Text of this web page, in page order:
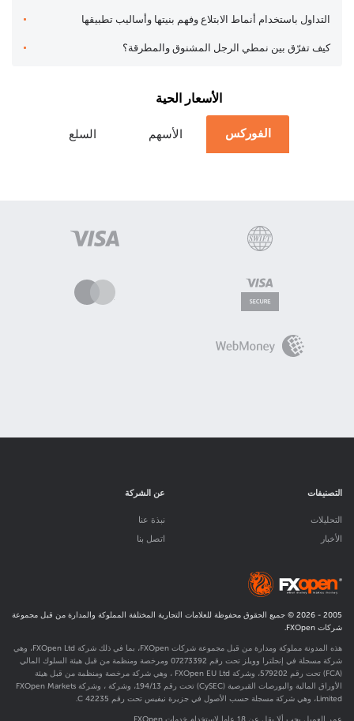
التداول باستخدام أنماط الابتلاع وفهم بنيتها وأساليب تطبيقها
كيف تفرّق بين نمطي الرجل المشنوق والمطرقة؟
الأسعار الحية
الفوركس الأسهم السلع
التصنيفات
التحليلات
الأخبار
عن الشركة
نبذة عنا
اتصل بنا
2005 -
2026 © جميع الحقوق محفوظة للعلامات التجارية المختلفة المملوكة والمدارة من قبل مجموعة
شركات FXOpen.
هذه المدونة مملوكة ومدارة من قبل مجموعة شركات FXOpen، بما في ذلك شركة FXOpen Ltd، وهي
شركة مسجلة في إنجلترا وويلز تحت رقم 07273392 ومرخصة ومنظمة من قبل هيئة السلوك المالي
(FCA) تحت رقم
579202
، وشركة FXOpen EU Ltd ، وهي شركة مرخصة ومنظمة من قبل هيئة
الأوراق المالية والبورصات القبرصية (CySEC) تحت رقم 194/13، وشركة ، وشركة FXOpen Markets
Limited، وهي شركة مسجلة حسب الأصول في جزيرة نيفيس تحت رقم C 42235.